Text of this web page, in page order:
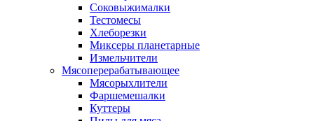
Соковыжималки
Тестомесы
Хлеборезки
Миксеры планетарные
Измельчители
Мясоперерабатывающее
Мясорыхлители
Фаршемешалки
Куттеры